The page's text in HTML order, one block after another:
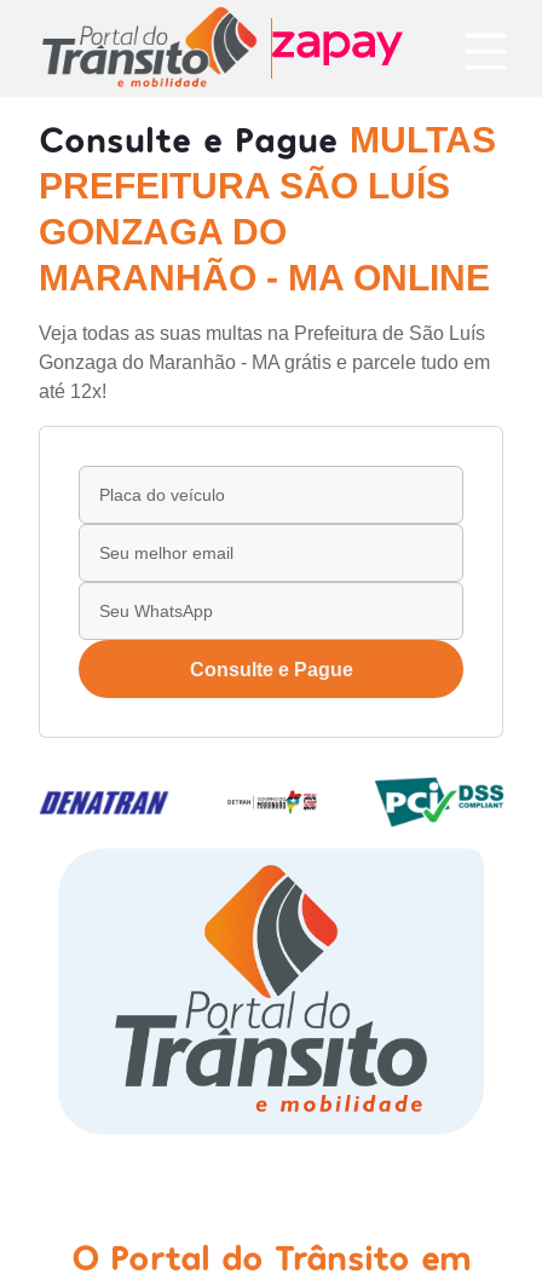
Consulte e Pague MULTAS
PREFEITURA SÃO LUÍS
GONZAGA DO
MARANHÃO - MA ONLINE
Veja todas as suas multas na Prefeitura de São Luís
Gonzaga do Maranhão - MA grátis e parcele tudo em
até 12x!
Consulte e Pague
O Portal do Trânsito em